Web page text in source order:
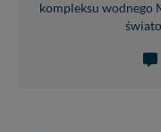
kompleksu wodnego